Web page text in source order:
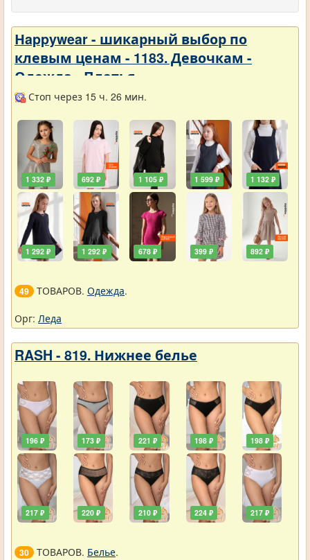
Нappywear - шикарный выбор по
клевым ценам - 1183. Девочкам -
Одежда - Платья
Стоп через 15 ч. 26 мин.
1 332 ₽
1 292 ₽
692 ₽
1 292 ₽
1 105 ₽
678 ₽
1 599 ₽
399 ₽
1 132 ₽
892 ₽
49 ТОВАРОВ. Одежда.
Орг: Леда
RASH - 819. Нижнее белье
196 ₽
217 ₽
173 ₽
220 ₽
221 ₽
210 ₽
198 ₽
224 ₽
198 ₽
217 ₽
30 ТОВАРОВ. Белье.